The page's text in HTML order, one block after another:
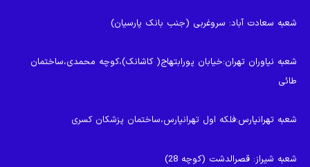
شعبه سعادت آباد: سروغربی (جنب بانک پارسیان)
شعبه نیاوران تهران:خیابان پورابتهاج( کاشانک)،کوچه محمدی،ساختمان
طائی
شعبه تهرانپارس:فلکه اول تهرانپارس،ساختمان پزشکان کسری
شعبه شیراز: قصرالدشت (کوچه 28)